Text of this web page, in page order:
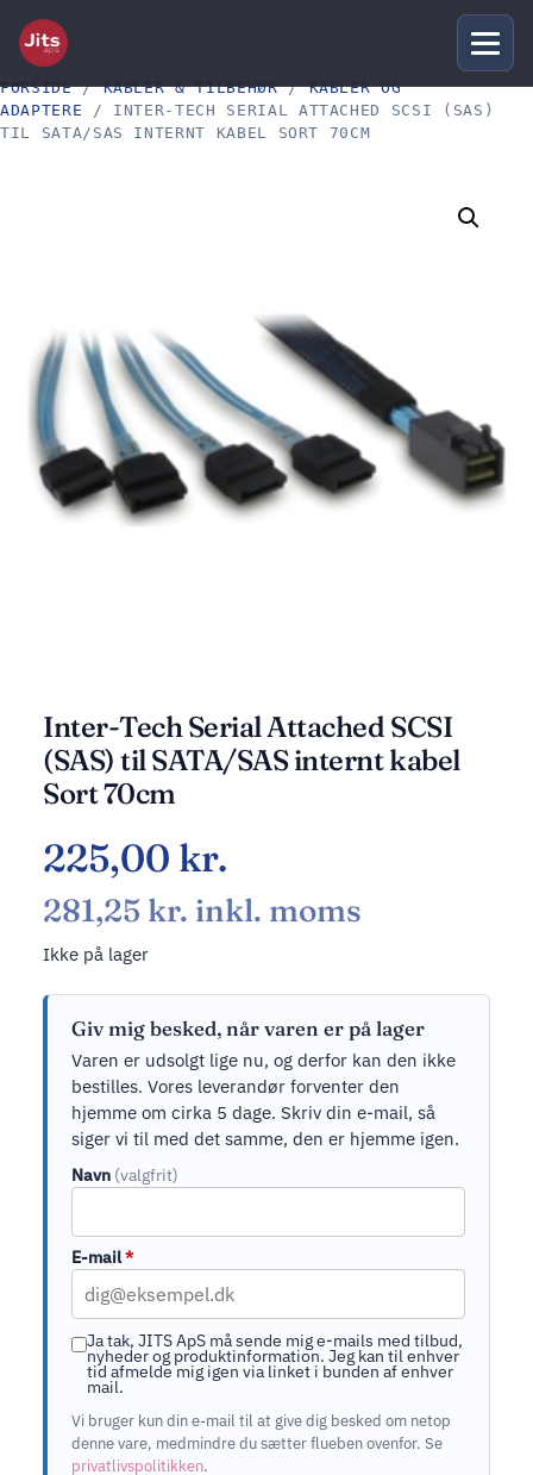
FORSIDE/KABLER & TILBEHØR/KABLER OG
ADAPTERE / INTER-TECH SERIAL ATTACHED SCSI (SAS)
TIL SATA/SAS INTERNT KABEL SORT 70CM
Inter-Tech Serial Attached SCSI
(SAS) til SATA/SAS internt kabel
Sort 70cm
225,00 kr.
281,25 kr. inkl. moms
Ikke på lager
Giv mig besked, når varen er på lager
Varen er udsolgt lige nu, og derfor kan den ikke
bestilles. Vores leverandør forventer den
hjemme om cirka 5 dage. Skriv din e-mail, så
siger vi til med det samme, den er hjemme igen.
Navn (valgfrit)
E-mail*
Ja tak, JITS ApS må sende mig e-mails med tilbud,
nyheder og produktinformation. Jeg kan til enhver
tid afmelde mig igen via linket i bunden af enhver
mail.
Vi bruger kun din e-mail til at give dig besked om netop
denne vare, medmindre du sætter flueben ovenfor. Se
privatlivspolitikken.